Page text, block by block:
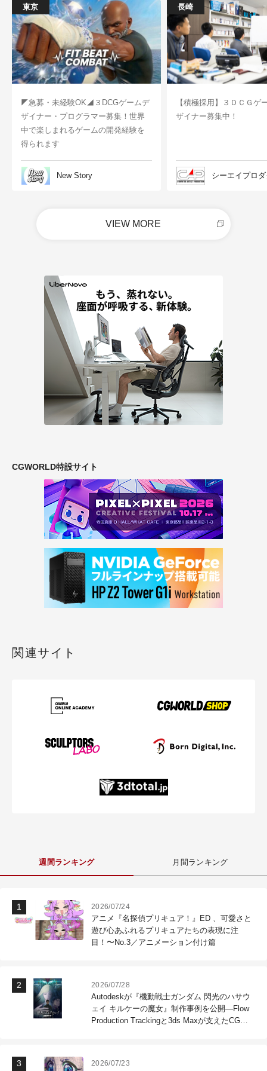
東京
◤急募・未経験OK◢３DCGゲームデ
ザイナー・プログラマー募集！世界
中で楽しまれるゲームの開発経験を
得られます
New Story
長崎
【積極採用】３ＤＣＧゲ
ザイナー募集中！
シーエイプロ
VIEW MORE
CGWORLD特設サイト
関連サイト
週間ランキング 月間ランキング
2026/07/24
アニメ『名探偵プリキュア！』ED 、可愛さと
遊び心あふれるプリキュアたちの表現に注
目！〜No.3／アニメーション付け篇
2026/07/28
Autodeskが『機動戦士ガンダム 閃光のハサウ
ェイ キルケーの魔女』制作事例を公開―Flow
Production Trackingと3ds Maxが支えたCG制
2026/07/23